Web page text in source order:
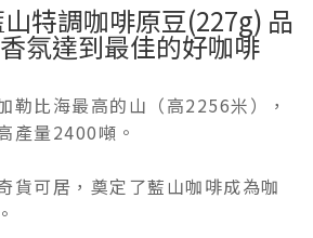
特調咖啡原豆(227g) 品
氛達到最佳的好咖啡
勒比海最高的山（高2256米），
產量2400噸。
貨可居，奠定了藍山咖啡成為咖